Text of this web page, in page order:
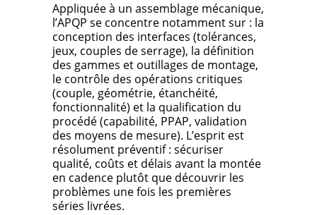
Appliquée à un assemblage mécanique,
l’APQP se concentre notamment sur : la
conception des interfaces (tolérances,
jeux, couples de serrage), la définition
des gammes et outillages de montage,
le contrôle des opérations critiques
(couple, géométrie, étanchéité,
fonctionnalité) et la qualification du
procédé (capabilité, PPAP, validation
des moyens de mesure). L’esprit est
résolument préventif : sécuriser
qualité, coûts et délais avant la montée
en cadence plutôt que découvrir les
problèmes une fois les premières
séries livrées.